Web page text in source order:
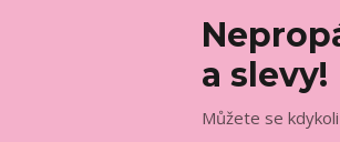
a slevy!
Můžete se